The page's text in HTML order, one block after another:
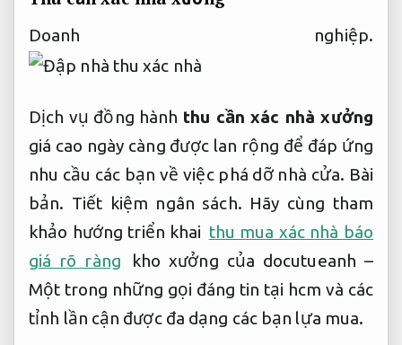
Doanh nghiệp.
Dịch vụ đồng hành thu cần xác nhà xưởng
giá cao ngày càng được lan rộng để đáp ứng
nhu cầu các bạn về việc phá dỡ nhà cửa. Bài
bản. Tiết kiệm ngân sách. Hãy cùng tham
khảo hướng triển khai thu mua xác nhà báo
giá rõ ràng
kho xưởng của docutueanh –
Một trong những gọi đáng tin tại hcm và các
tỉnh lần cận được đa dạng các bạn lựa mua.